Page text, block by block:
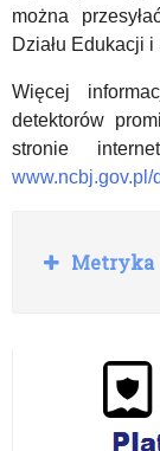
można
Działu Edukacji
Więcej
detektorów
stronie
www.ncbj.gov.pl/
R
o
Metryka